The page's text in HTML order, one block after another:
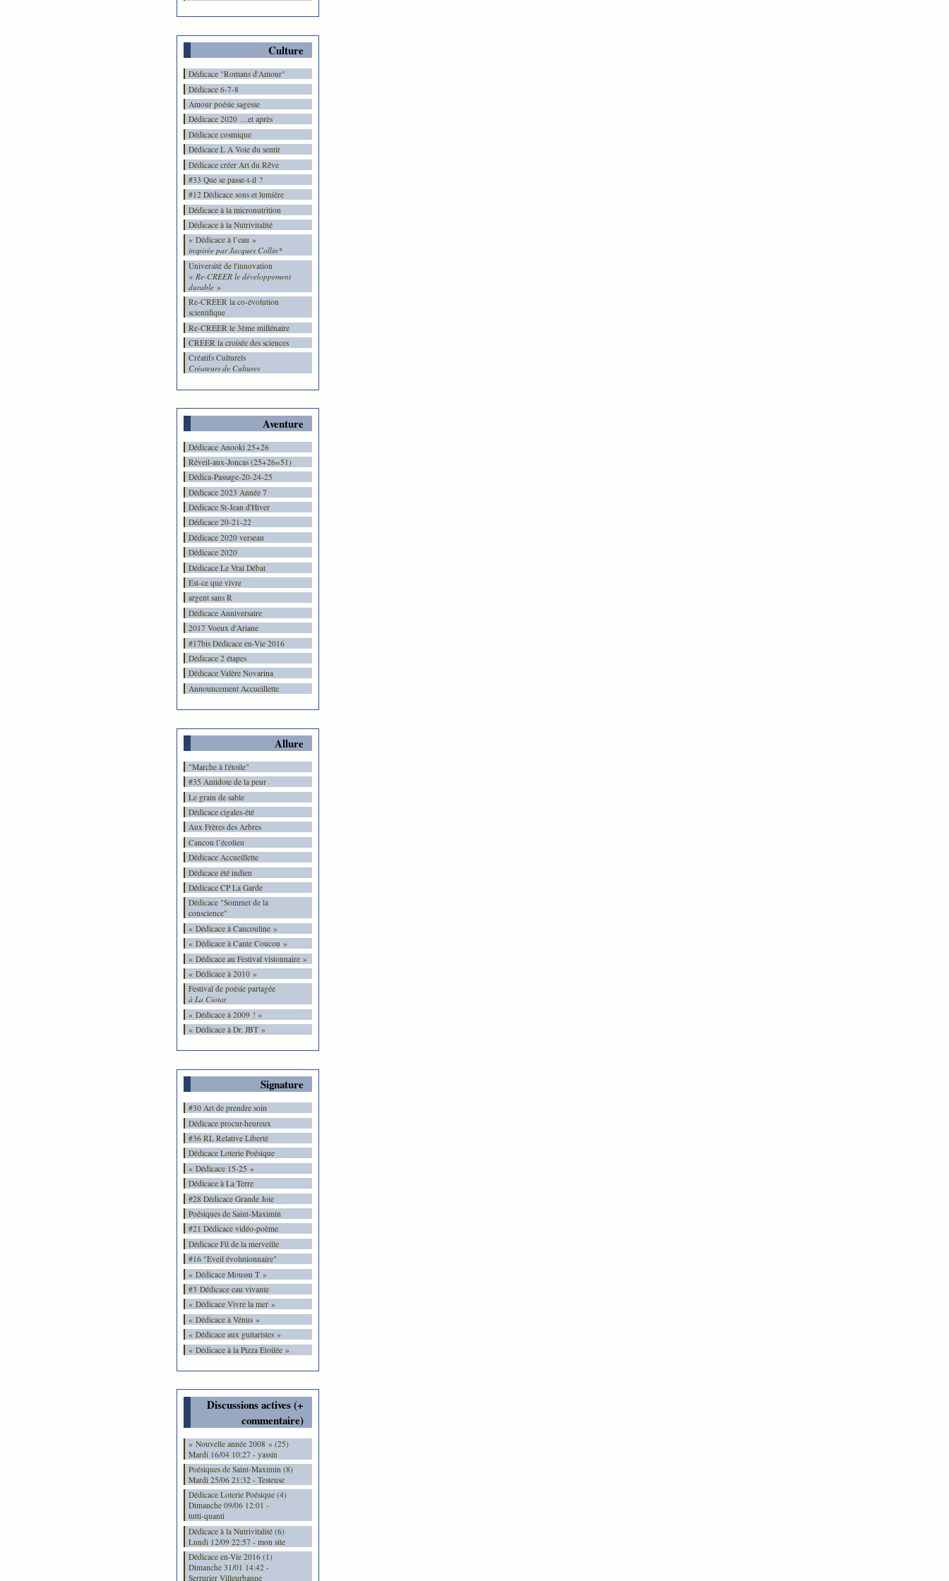
Culture
Dédicace "Romans d'Amour"
Dédicace 6-7-8
Amour poésie sagesse
Dédicace 2020 …et après
Dédicace cosmique
Dédicace L A Voie du sentir
Dédicace créer Art du Rêve
#33 Que se passe-t-il ?
#12 Dédicace sons et lumière
Dédicace à la micronutrition
Dédicace à la Nutrivitalité
« Dédicace à l’eau »
inspirée par Jacques Collin*
Université de l'innovation
« Re-CREER le développement
durable »
Re-CREER la co-évolution
scientifique
Re-CREER le 3ème millénaire
CREER la croisée des sciences
Créatifs Culturels
Créateurs de Cultures
Aventure
Dédicace Anooki 25+26
Réveil-aux-Joncas (25+26=51)
Dédica-Passage-20-24-25
Dédicace 2023 Année 7
Dédicace St-Jean d'Hiver
Dédicace 20-21-22
Dédicace 2020 verseau
Dédicace 2020
Dédicace Le Vrai Débat
Est-ce que vivre
argent sans R
Dédicace Anniversaire
2017 Voeux d'Ariane
#17bis Dédicace en-Vie 2016
Dédicace 2 étapes
Dédicace Valère Novarina
Announcement Accueillette
Allure
"Marche à l'étoile"
#35 Antidote de la peur
Le grain de sable
Dédicace cigales-été
Aux Frères des Arbres
Cancou l’écolieu
Dédicace Accueillette
Dédicace été indien
Dédicace CP La Garde
Dédicace "Sommet de la
conscience"
« Dédicace à Cancouline »
« Dédicace à Cante Coucou »
« Dédicace au Festival visionnaire »
« Dédicace à 2010 »
Festival de poésie partagée
à La Ciotat
« Dédicace à 2009 ! »
« Dédicace à Dr. JBT »
Signature
#30 Art de prendre soin
Dédicace procur-heureux
#36 RL Relative Liberté
Dédicace Loterie Poésique
« Dédicace 15-25 »
Dédicace à La Terre
#28 Dédicace Grande Joie
Poésiques de Saint-Maximin
#21 Dédicace vidéo-poème
Dédicace Fil de la merveille
#16 "Eveil évolutionnaire"
« Dédicace Moussu T »
#3 Dédicace eau vivante
« Dédicace Vivre la mer »
« Dédicace à Vénus »
« Dédicace aux guitaristes »
« Dédicace à la Pizza Etoilée »
Discussions actives (+
commentaire)
« Nouvelle année 2008 » (25)
Mardi 16/04 10:27 - yassin
Poésiques de Saint-Maximin (8)
Mardi 25/06 21:32 - Testeuse
Dédicace Loterie Poésique (4)
Dimanche 09/06 12:01 -
tutti-quanti
Dédicace à la Nutrivitalité (6)
Lundi 12/09 22:57 - mon site
Dédicace en-Vie 2016 (1)
Dimanche 31/01 14:42 -
Serrurier Villeurbanne